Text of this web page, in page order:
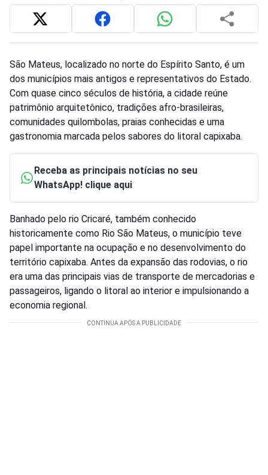
São Mateus, localizado no norte do Espírito Santo, é um
dos municípios mais antigos e representativos do Estado.
Com quase cinco séculos de história, a cidade reúne
patrimônio arquitetônico, tradições afro-brasileiras,
comunidades quilombolas, praias conhecidas e uma
gastronomia marcada pelos sabores do litoral capixaba.
Receba as principais notícias no seu
WhatsApp! clique aqui
Banhado pelo rio Cricaré, também conhecido
historicamente como Rio São Mateus, o município teve
papel importante na ocupação e no desenvolvimento do
território capixaba. Antes da expansão das rodovias, o rio
era uma das principais vias de transporte de mercadorias e
passageiros, ligando o litoral ao interior e impulsionando a
economia regional.